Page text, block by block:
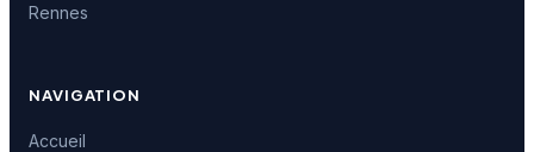
Rennes
NAVIGATION
Accueil